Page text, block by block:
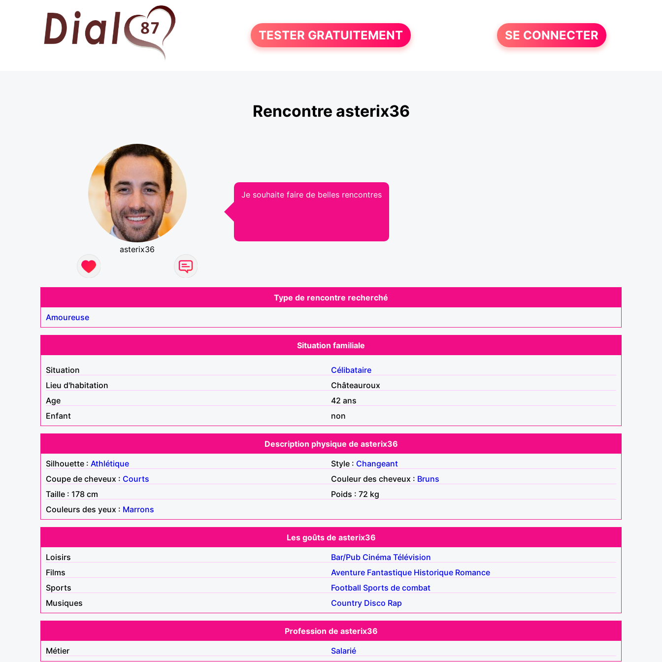
TESTER GRATUITEMENT SE CONNECTER
Rencontre asterix36
asterix36
Je souhaite faire de belles rencontres
Type de rencontre recherché
Amoureuse
Situation familiale
Situation
Célibataire
Lieu d'habitation
Châteauroux
Age
42 ans
Enfant
non
Description physique de asterix36
Silhouette : Athlétique Style : Changeant
Coupe de cheveux : Courts Couleur des cheveux : Bruns
Taille : 178 cm
Poids : 72 kg
Couleurs des yeux : Marrons
Les goûts de asterix36
Loisirs
Bar/Pub Cinéma Télévision
Films
Aventure Fantastique Historique Romance
Sports
Football Sports de combat
Musiques
Country Disco Rap
Profession de asterix36
Métier
Salarié